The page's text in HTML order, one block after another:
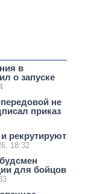
в
о запуске
не
приказ
рекрутируют
18:32
для бойцов